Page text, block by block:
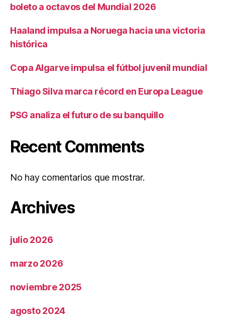
boleto a octavos del Mundial 2026
Haaland impulsa a Noruega hacia una victoria
histórica
Copa Algarve impulsa el fútbol juvenil mundial
Thiago Silva marca récord en Europa League
PSG analiza el futuro de su banquillo
Recent Comments
No hay comentarios que mostrar.
Archives
julio 2026
marzo 2026
noviembre 2025
agosto 2024